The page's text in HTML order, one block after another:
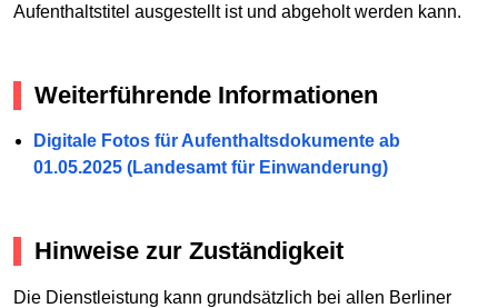
Aufenthaltstitel ausgestellt ist und abgeholt werden kann.
Weiterführende Informationen
Digitale Fotos für Aufenthaltsdokumente ab
01.05.2025 (Landesamt für Einwanderung)
Hinweise zur Zuständigkeit
Die Dienstleistung kann grundsätzlich bei allen Berliner